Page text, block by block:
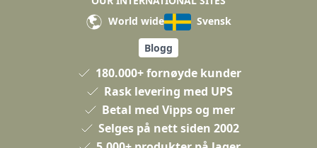
World wide
Svensk
Blogg
180.000+ fornøyde kunder
Rask levering med UPS
Betal med Vipps og mer
Selges på nett siden 2002